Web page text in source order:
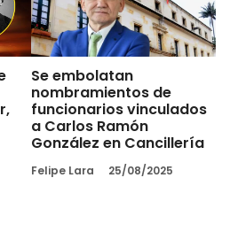
Se embolatan
nombramientos de
funcionarios vinculados
a Carlos Ramón
González en Cancillería
Felipe Lara 25/08/2025